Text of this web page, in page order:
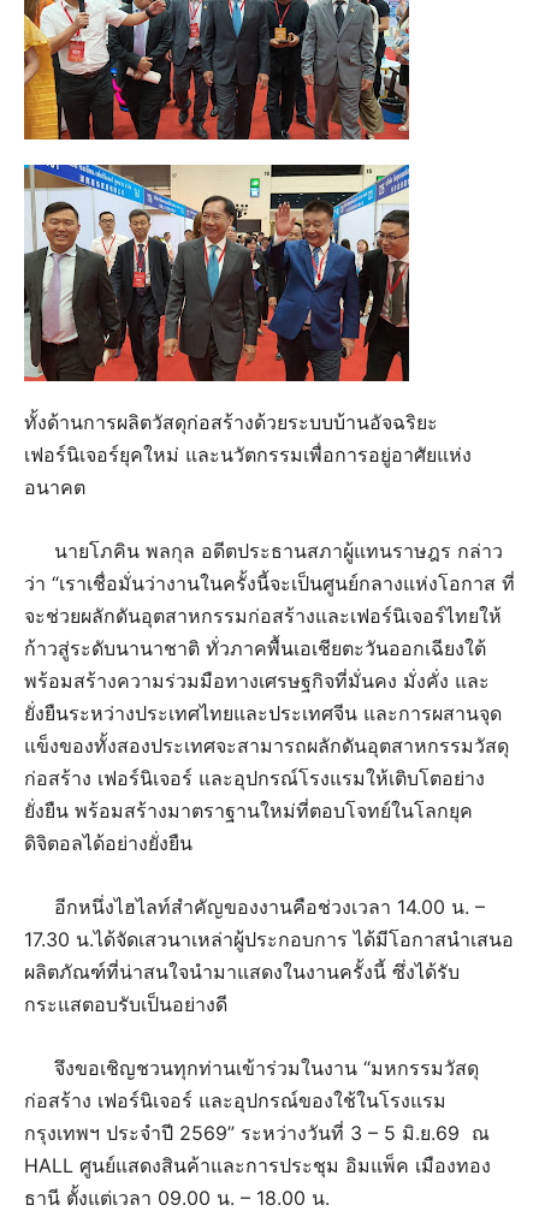
ทั้งด้านการผลิตวัสดุก่อสร้างด้วยระบบบ้านอัจฉริยะ
เฟอร์นิเจอร์ยุคใหม่ และนวัตกรรมเพื่อการอยู่อาศัยแห่ง
อนาคต
นายโภคิน พลกุล อดีตประธานสภาผู้แทนราษฎร กล่าว
ว่า “เราเชื่อมั่นว่างานในครั้งนี้จะเป็นศูนย์กลางแห่งโอกาส ที่
จะช่วยผลักดันอุตสาหกรรมก่อสร้างและเฟอร์นิเจอร์ไทยให้
ก้าวสู่ระดับนานาชาติ ทั่วภาคพื้นเอเชียตะวันออกเฉียงใต้
พร้อมสร้างความร่วมมือทางเศรษฐกิจที่มั่นคง มั่งคั่ง และ
ยั่งยืนระหว่างประเทศไทยและประเทศจีน และการผสานจุด
แข็งของทั้งสองประเทศจะสามารถผลักดันอุตสาหกรรมวัสดุ
ก่อสร้าง เฟอร์นิเจอร์ และอุปกรณ์โรงแรมให้เติบโตอย่าง
ยั่งยืน พร้อมสร้างมาตราฐานใหม่ที่ตอบโจทย์ในโลกยุค
ดิจิตอลได้อย่างยั่งยืน
อีกหนึ่งไฮไลท์สำคัญของงานคือช่วงเวลา 14.00 น. –
17.30 น.ได้จัดเสวนาเหล่าผู้ประกอบการ ได้มีโอกาสนำเสนอ
ผลิตภัณฑ์ที่น่าสนใจนำมาแสดงในงานครั้งนี้ ซึ่งได้รับ
กระแสตอบรับเป็นอย่างดี
จึงขอเชิญชวนทุกท่านเข้าร่วมในงาน “มหกรรมวัสดุ
ก่อสร้าง เฟอร์นิเจอร์ และอุปกรณ์ของใช้ในโรงแรม
กรุงเทพฯ ประจำปี 2569” ระหว่างวันที่ 3 – 5 มิ.ย.69 ณ
HALL ศูนย์แสดงสินค้าและการประชุม อิมแพ็ค เมืองทอง
ธานี ตั้งแต่เวลา 09.00 น. – 18.00 น.